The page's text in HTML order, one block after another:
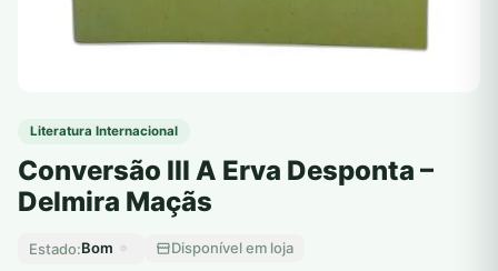
Literatura Internacional
Conversão III A Erva Desponta –
Delmira Maçãs
Estado:Bom Disponível em loja